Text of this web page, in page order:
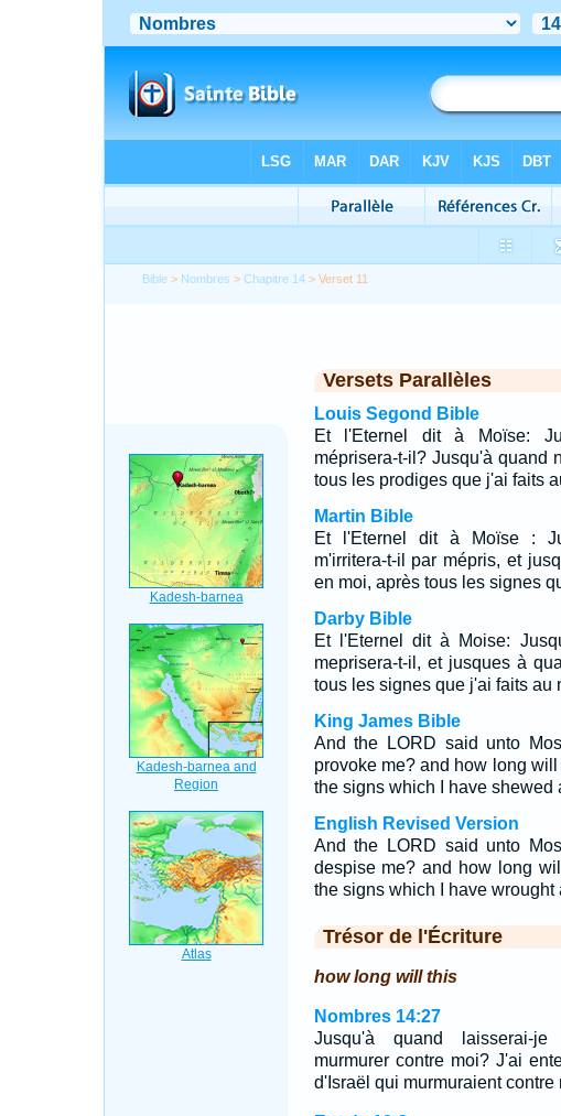
Bible > Nombres >Chapitre 14 > Verset 11
Versets Parallèles
Louis Segond Bible
Et l'Eternel dit à Moïse:
méprisera-t-il? Jusqu'à quand
tous les prodiges que j'ai faits
Martin Bible
Et l'Eternel dit à Moïse :
m'irritera-t-il par mépris, et
en moi, après tous les signes
Darby Bible
Et l'Eternel dit à Moise:
meprisera-t-il, et jusques à
tous les signes que j'ai faits au
King James Bible
And the LORD said unto
provoke me? and how long will
the signs which I have shewed
English Revised Version
And the LORD said unto
despise me? and how long
the signs which I have wrought
Trésor de l'Écriture
how long will this
Nombres 14:27
Jusqu'à quand laisserai-
murmurer contre moi? J'ai
d'Israël qui murmuraient contre